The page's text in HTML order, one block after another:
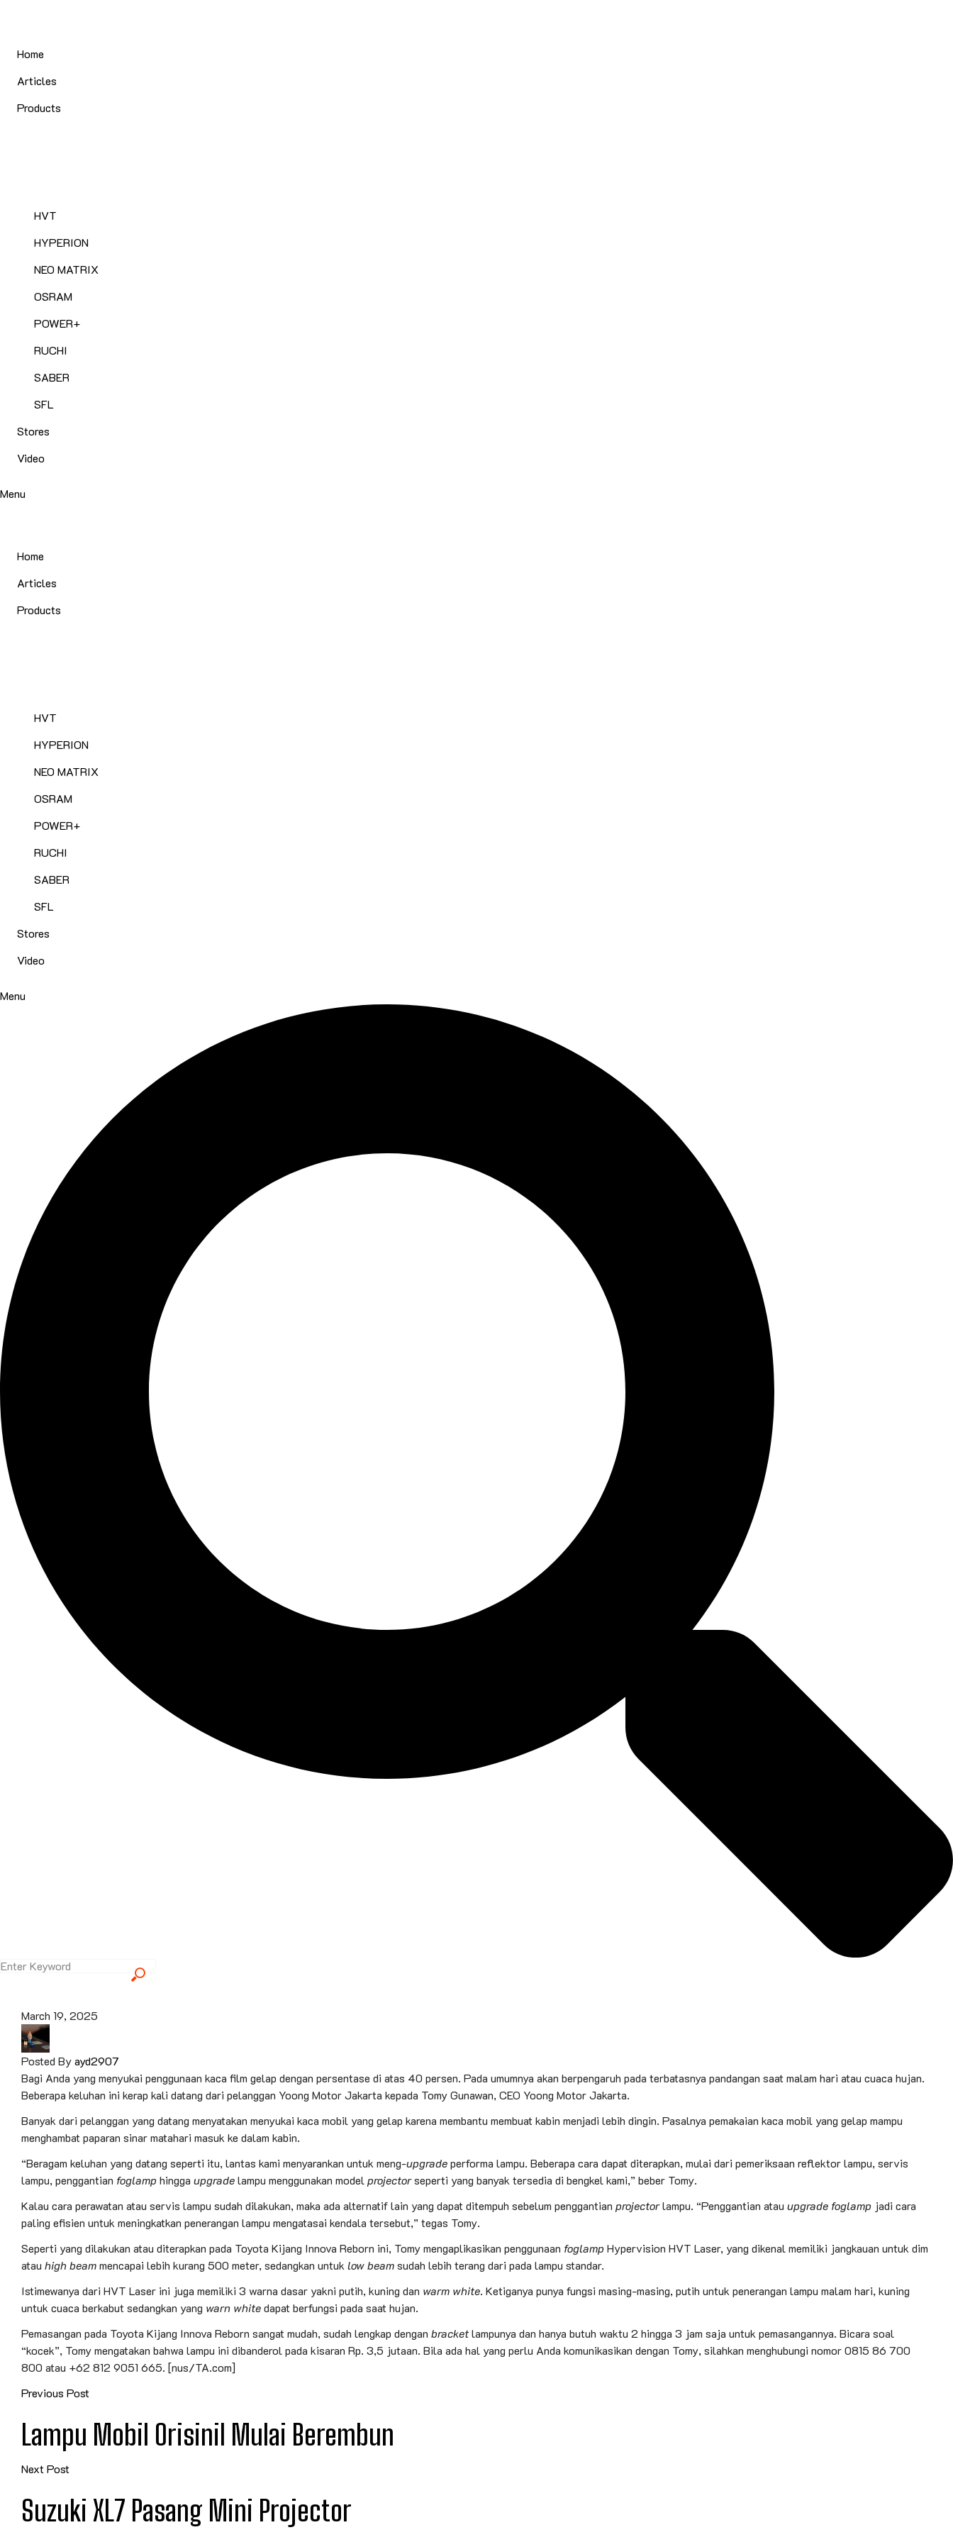
Home
Articles
Products
HVT
HYPERION
NEO MATRIX
OSRAM
POWER+
RUCHI
SABER
SFL
Stores
Video
Menu
Home
Articles
Products
HVT
HYPERION
NEO MATRIX
OSRAM
POWER+
RUCHI
SABER
SFL
Stores
Video
Menu
March 19, 2025
Posted Byayd2907
Bagi Anda yang menyukai penggunaan kaca film gelap dengan persentase di atas 40 persen. Pada umumnya akan berpengaruh pada terbatasnya pandangan saat malam hari atau cuaca hujan.
Beberapa keluhan ini kerap kali datang dari pelanggan Yoong Motor Jakarta kepada Tomy Gunawan, CEO Yoong Motor Jakarta.
Banyak dari pelanggan yang datang menyatakan menyukai kaca mobil yang gelap karena membantu membuat kabin menjadi lebih dingin. Pasalnya pemakaian kaca mobil yang gelap mampu
menghambat paparan sinar matahari masuk ke dalam kabin.
“Beragam keluhan yang datang seperti itu, lantas kami menyarankan untuk meng-upgradeperforma lampu. Beberapa cara dapat diterapkan, mulai dari pemeriksaan reflektor lampu, servis
lampu, penggantian foglamphingga upgradelampu menggunakan modelprojectorseperti yang banyak tersedia di bengkel kami,” beber Tomy.
Kalau cara perawatan atau servis lampu sudah dilakukan, maka ada alternatif lain yang dapat ditempuh sebelum penggantian projectorlampu. “Penggantian atau upgrade foglamp jadi cara
paling efisien untuk meningkatkan penerangan lampu mengatasai kendala tersebut,” tegas Tomy.
Seperti yang dilakukan atau diterapkan pada Toyota Kijang Innova Reborn ini, Tomy mengaplikasikan penggunaan foglampHypervision HVT Laser, yang dikenal memiliki jangkauan untuk dim
atau high beammencapai lebih kurang 500 meter, sedangkan untuk low beamsudah lebih terang dari pada lampu standar.
Istimewanya dari HVT Laser ini juga memiliki 3 warna dasar yakni putih, kuning dan warm white. Ketiganya punya fungsi masing-masing, putih untuk penerangan lampu malam hari, kuning
untuk cuaca berkabut sedangkan yang warn whitedapat berfungsi pada saat hujan.
Pemasangan pada Toyota Kijang Innova Reborn sangat mudah, sudah lengkap dengan bracketlampunya dan hanya butuh waktu 2 hingga 3 jam saja untuk pemasangannya. Bicara soal
“kocek”, Tomy mengatakan bahwa lampu ini dibanderol pada kisaran Rp. 3,5 jutaan. Bila ada hal yang perlu Anda komunikasikan dengan Tomy, silahkan menghubungi nomor 0815 86 700
800 atau +62 812 9051 665. [nus/TA.com]
Previous Post
Lampu Mobil Orisinil Mulai Berembun
Next Post
Suzuki XL7 Pasang Mini Projector